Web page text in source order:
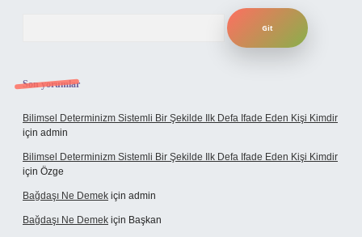
Son yorumlar
Bilimsel Determinizm Sistemli Bir Şekilde Ilk Defa Ifade Eden Kişi Kimdir
için admin
Bilimsel Determinizm Sistemli Bir Şekilde Ilk Defa Ifade Eden Kişi Kimdir
için Özge
Bağdaşı Ne Demek için admin
Bağdaşı Ne Demek için Başkan